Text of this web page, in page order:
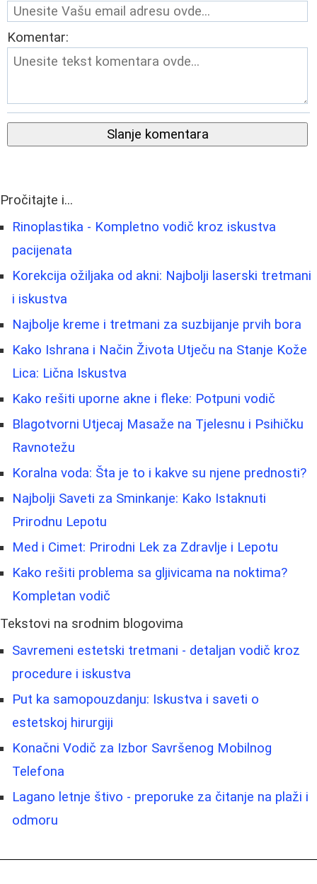
Komentar:
Slanje komentara
Pročitajte i...
Rinoplastika - Kompletno vodič kroz iskustva
pacijenata
Korekcija ožiljaka od akni: Najbolji laserski tretmani
i iskustva
Najbolje kreme i tretmani za suzbijanje prvih bora
Kako Ishrana i Način Života Utječu na Stanje Kože
Lica: Lična Iskustva
Kako rešiti uporne akne i fleke: Potpuni vodič
Blagotvorni Utjecaj Masaže na Tjelesnu i Psihičku
Ravnotežu
Koralna voda: Šta je to i kakve su njene prednosti?
Najbolji Saveti za Sminkanje: Kako Istaknuti
Prirodnu Lepotu
Med i Cimet: Prirodni Lek za Zdravlje i Lepotu
Kako rešiti problema sa gljivicama na noktima?
Kompletan vodič
Tekstovi na srodnim blogovima
Savremeni estetski tretmani - detaljan vodič kroz
procedure i iskustva
Put ka samopouzdanju: Iskustva i saveti o
estetskoj hirurgiji
Konačni Vodič za Izbor Savršenog Mobilnog
Telefona
Lagano letnje štivo - preporuke za čitanje na plaži i
odmoru